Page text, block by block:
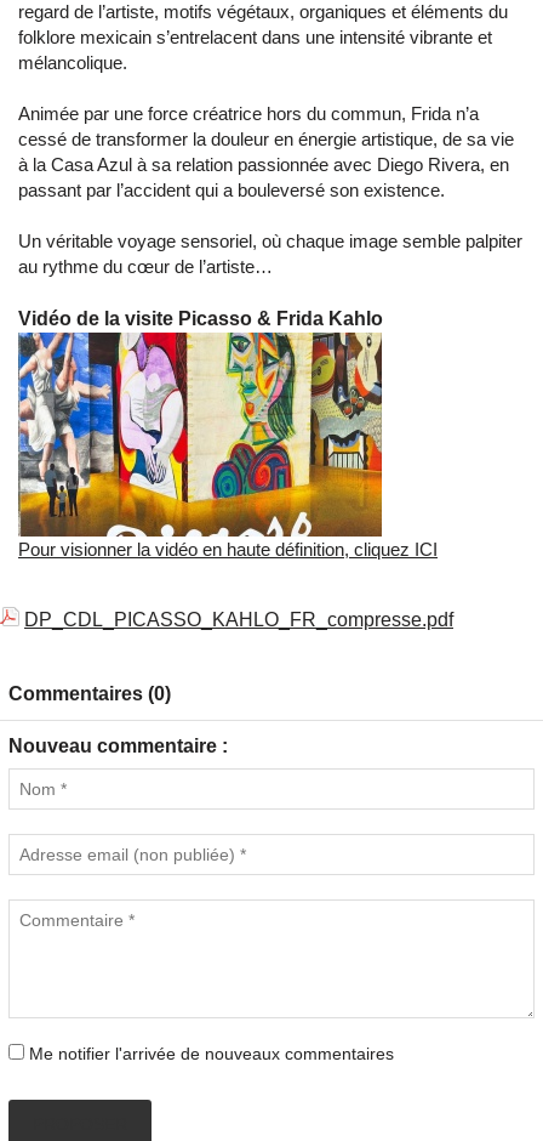
regard de l’artiste, motifs végétaux, organiques et éléments du
folklore mexicain s’entrelacent dans une intensité vibrante et
mélancolique.
Animée par une force créatrice hors du commun, Frida n’a
cessé de transformer la douleur en énergie artistique, de sa vie
à la Casa Azul à sa relation passionnée avec Diego Rivera, en
passant par l’accident qui a bouleversé son existence.
Un véritable voyage sensoriel, où chaque image semble palpiter
au rythme du cœur de l’artiste…
Vidéo de la visite Picasso & Frida Kahlo
Pour visionner la vidéo en haute définition, cliquez ICI
DP_CDL_PICASSO_KAHLO_FR_compresse.pdf
Commentaires (0)
Nouveau commentaire :
Me notifier l'arrivée de nouveaux commentaires